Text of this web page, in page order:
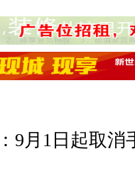
9月1日起取消